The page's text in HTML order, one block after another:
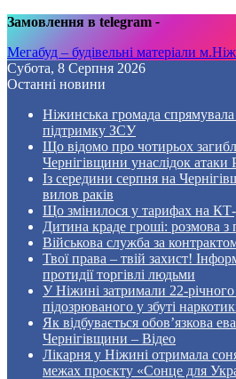
Замовлення в telegram -
Мегабуд – будівельні матеріали
Субота, 8 Серпня 2026
Останні новини
Ніжинська громада
підтримку ЗСУ
Що відомо про чотирьох
Чернігівщини унаслідок атаки
Із середини серпня на
вилов раків
Що змінилося у тарифах на КТ-
Дитина краде гроші: розмова з
Військова служба за
Твої права – твій захист!
протидії торгівлі людьми
У Ніжині затримали 22-
підозрюваного у збуті
Як відбувається обов’язкова
Чернігівщини – Відео
Лікарня у Ніжині отримала
межах проєкту «Сонце для